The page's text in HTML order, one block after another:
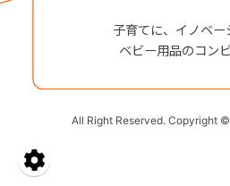
子育てに、イノベー
ベビー用品のコン
All Right Reserved. Copyright